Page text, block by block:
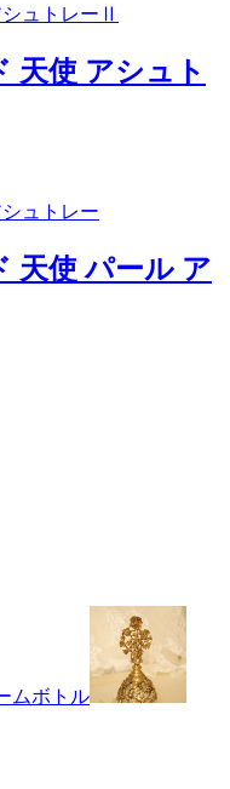
天使 アシュト
天使 パール ア
ムボトル